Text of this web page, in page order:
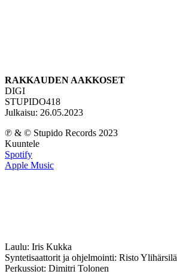
RAKKAUDEN AAKKOSET
DIGI
STUPIDO418
Julkaisu: 26.05.2023
℗ & © Stupido Records 2023
Kuuntele
Spotify
Apple Music
Laulu: Iris Kukka
Syntetisaattorit ja ohjelmointi: Risto Ylihärsilä
Perkussiot: Dimitri Tolonen